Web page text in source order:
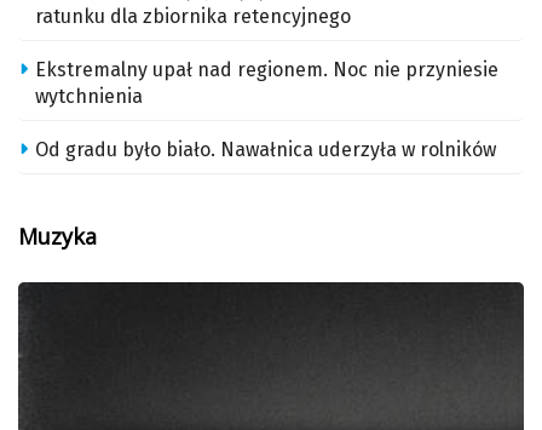
ratunku dla zbiornika retencyjnego
Ekstremalny upał nad regionem. Noc nie przyniesie
wytchnienia
Od gradu było biało. Nawałnica uderzyła w rolników
Muzyka